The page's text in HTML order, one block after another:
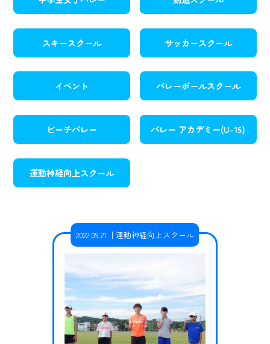
スキースクール サッカースクール
イベント バレーボールスクール
ビーチバレー バレー アカデミー(U-15)
運動神経向上スクール
2022.09.21 運動神経向上スクール